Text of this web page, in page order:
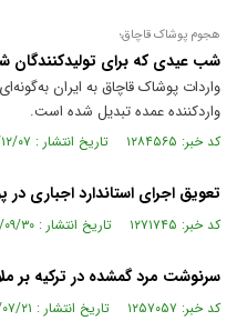
هجوم پوشاک قاچاق؛
شب عیدی که برای
واردات پوشاک قاچاق به ایران
واردکننده عمده تبدیل شده است.
کد خبر: ۱۲۸۴۵۶۵ تاریخ انتشار : ۱۴۰۳/۱۲/۰۷
تعویق اجرای استاندارد اجباری
کد خبر: ۱۲۷۱۷۴۵ تاریخ انتشار : ۱۴۰۳/۰۹/۳۰
سرنوشت مرد گمشده در ترکیه بر
کد خبر: ۱۲۵۷۰۵۷ تاریخ انتشار : ۱۴۰۳/۰۷/۲۱